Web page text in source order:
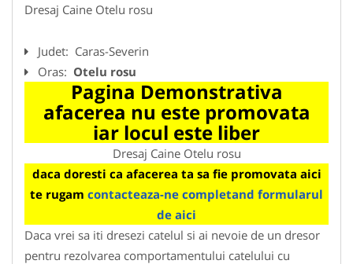
Dresaj Caine Otelu rosu
Judet: Caras-Severin
Oras: Otelu rosu
Pagina Demonstrativa
afacerea nu este promovata
iar locul este liber
Dresaj Caine Otelu rosu
daca doresti ca afacerea ta sa fie promovata aici
te rugam contacteaza-ne completand formularul
de aici
Daca vrei sa iti dresezi catelul si ai nevoie de un dresor
pentru rezolvarea comportamentului catelului cu